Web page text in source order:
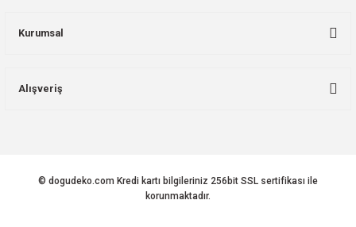
Kurumsal
Alışveriş
© dogudeko.com Kredi kartı bilgileriniz 256bit SSL sertifikası ile
korunmaktadır.